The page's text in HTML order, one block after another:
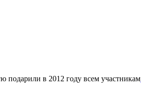
подарили в 2012 году всем участникам